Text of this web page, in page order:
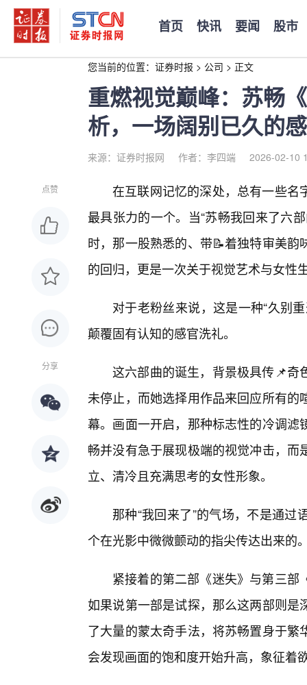
首页 快讯 要闻 股市
您当前的位置： 证券时报 > 公司 > 正文
重燃视觉巅峰：苏畅
析，一场阔别已久的
来源：证券时报网 作者：李四端 2026-02-10
点赞
分享
在互联网记忆的深处，总有一些名
最具张力的一个。当“苏畅我回来了六
时，那一股熟悉的、带📝着独特审美
的回归，更是一次关于视觉艺术与女性
对于老粉丝来说，这是一种“久别
颠覆固有认知的感官洗礼。
这六部曲的诞生，背景极具传📌奇
未停止，而她选择用作品来回应所有
幕。画面一开启，那种标志性的冷调
畅并没有急于展现极端的视觉冲击，
立、清冷且充满思考的女性形象。
那种“我回来了”的气场，不是通
个在光影中微微颤动的指尖传达出来的
紧接着的第二部《迷失》与第三
如果说第一部是试探，那么这两部则
了大量的蒙太奇手法，将苏畅置身于
会发现画面的饱和度开始升高，象征着